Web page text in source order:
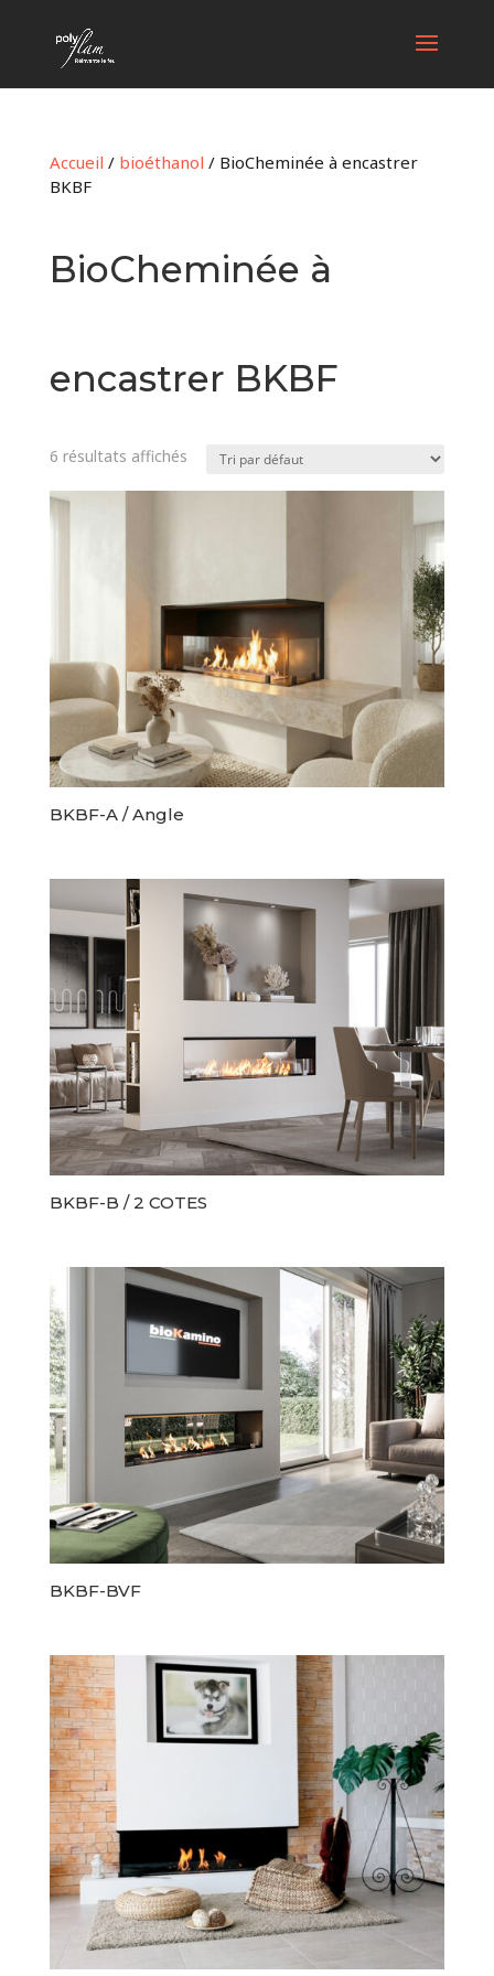
Accueil / bioéthanol / BioCheminée à encastrer
BKBF
BioCheminée à
encastrer BKBF
6 résultats affichés
BKBF-A / Angle
BKBF-B / 2 COTES
BKBF-BVF